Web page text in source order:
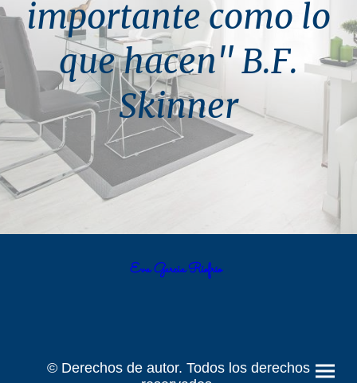
importante como lo
que hacen" B.F.
Skinner
Eva Garcia Riofrío
© Derechos de autor. Todos los derechos